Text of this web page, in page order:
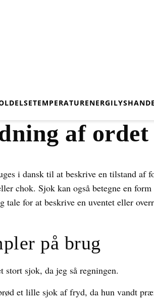
TEMPERATURENERGILYS
af ordet
i dansk til at beskrive en tilstand
chok. Sjok kan også betegne en
tale for at beskrive en uventet eller
på brug
stort sjok, da jeg så regningen.
et lille sjok af fryd, da hun vandt